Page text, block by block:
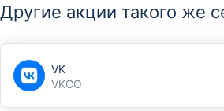
Другие акции такого же
VK
VKCO